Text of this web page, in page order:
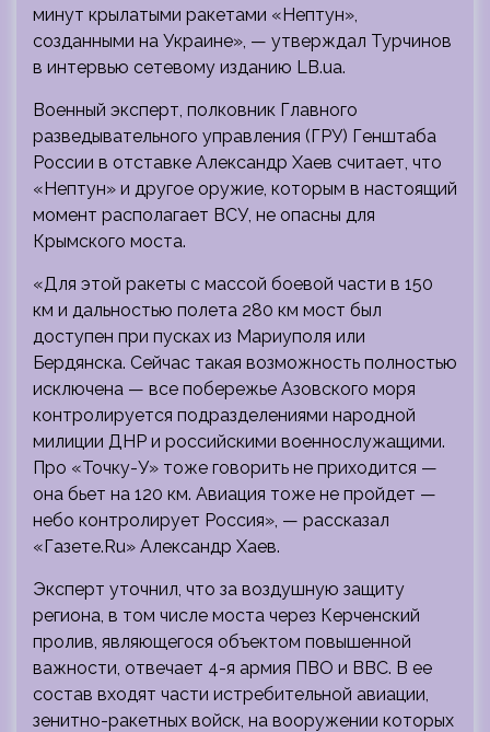
минут крылатыми ракетами «Нептун»,
созданными на Украине», — утверждал Турчинов
в интервью сетевому изданию LB.ua.
Военный эксперт, полковник Главного
разведывательного управления (ГРУ) Генштаба
России в отставке Александр Хаев считает, что
«Нептун» и другое оружие, которым в настоящий
момент располагает ВСУ, не опасны для
Крымского моста.
«Для этой ракеты с массой боевой части в 150
км и дальностью полета 280 км мост был
доступен при пусках из Мариуполя или
Бердянска. Сейчас такая возможность полностью
исключена — все побережье Азовского моря
контролируется подразделениями народной
милиции ДНР и российскими военнослужащими.
Про «Точку-У» тоже говорить не приходится —
она бьет на 120 км. Авиация тоже не пройдет —
небо контролирует Россия», — рассказал
«Газете.Ru» Александр Хаев.
Эксперт уточнил, что за воздушную защиту
региона, в том числе моста через Керченский
пролив, являющегося объектом повышенной
важности, отвечает 4-я армия ПВО и ВВС. В ее
состав входят части истребительной авиации,
зенитно-ракетных войск, на вооружении которых